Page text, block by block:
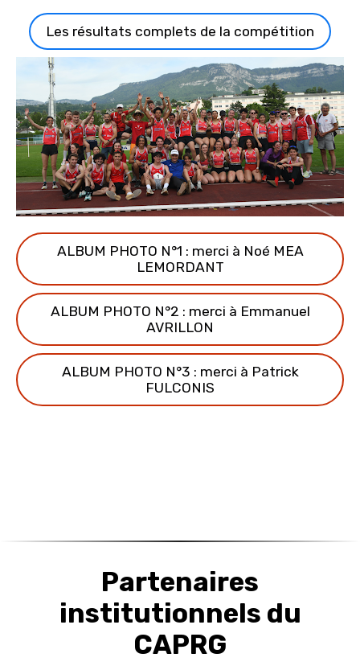
Les résultats complets de la compétition
ALBUM PHOTO N°1 : merci à Noé MEA
LEMORDANT
ALBUM PHOTO N°2 : merci à Emmanuel
AVRILLON
ALBUM PHOTO N°3 : merci à Patrick
FULCONIS
Partenaires
institutionnels du
CAPRG